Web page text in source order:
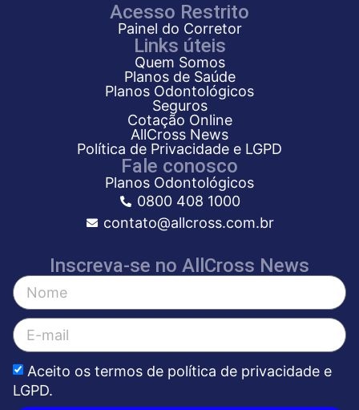
Acesso Restrito
Painel do Corretor
Links úteis
Quem Somos
Planos de Saúde
Planos Odontológicos
Seguros
Cotação Online
AllCross News
Política de Privacidade e LGPD
Fale conosco
Planos Odontológicos
0800 408 1000
contato@allcross.com.br
Inscreva-se no AllCross News
Aceito os termos de política de privacidade e
LGPD.